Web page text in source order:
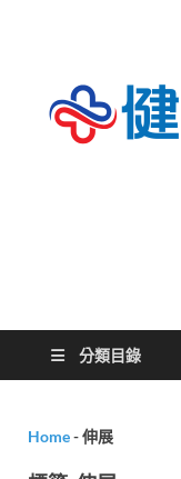
分類目錄
Home-伸展